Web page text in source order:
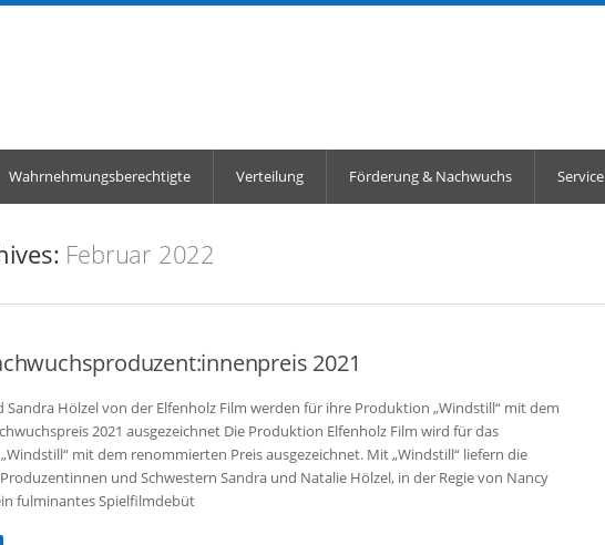
Wahrnehmungsberechtigte Verteilung Förderung & Nachwuchs Service
Februar 2022
2021
Sandra Hölzel von der Elfenholz Film werden für ihre Produktion „Windstill“ mit dem
2021 ausgezeichnet Die Produktion Elfenholz Film wird für das
mit dem renommierten Preis ausgezeichnet. Mit „Windstill“ liefern die
und Schwestern Sandra und Natalie Hölzel, in der Regie von Nancy
fulminantes Spielfilmdebüt